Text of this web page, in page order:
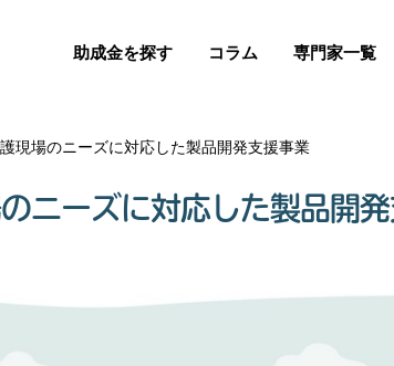
助成金を探す コラム 専門家一覧
現場のニーズに対応した製品開発支援事業
ニーズに対応した製品開